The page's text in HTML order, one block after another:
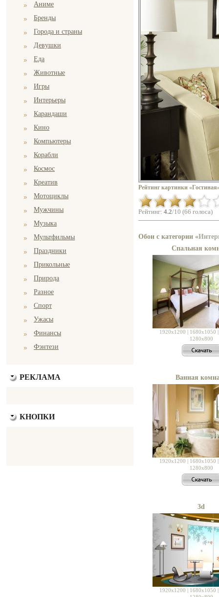
Аниме
Бренды
Города и страны
Девушки
Еда
Животные
Игры
Интерьеры
Карандаши
Кино
Компьютеры
Корабли
Космос
Креатив
Мотоциклы
Мужчины
Музыка
Мультфильмы
Праздники
Прикольные
Природа
Разное
Спорт
Ужасы
Финансы
Фэнтези
РЕКЛАМА
КНОПКИ
Рейтинг картинки
Рейтинг: 4.2/10 (66 голоса)
Обои с категории «
Спальная
1920x1200 | 1680x1050
1280x800
Ванная
1920x1200 | 1680x1050
1280x800
3d
1920x1200 | 1680x1050